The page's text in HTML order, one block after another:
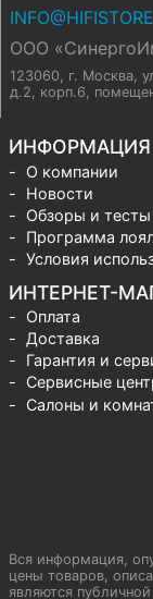
ООО
123060, г. Москва,
д.2, корп.6,
ИНФОРМАЦИЯ
О компании
Новости
Обзоры и тесты
Программа
Условия
ИНТЕРНЕТ-
Оплата
Доставка
Гарантия и
Сервисные
Салоны и
Вся информация,
цены товаров,
являются